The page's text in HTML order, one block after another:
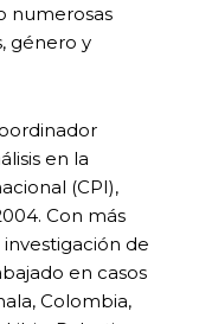
numerosas
género y
en la
(CPI),
Con más
de
en casos
Colombia,